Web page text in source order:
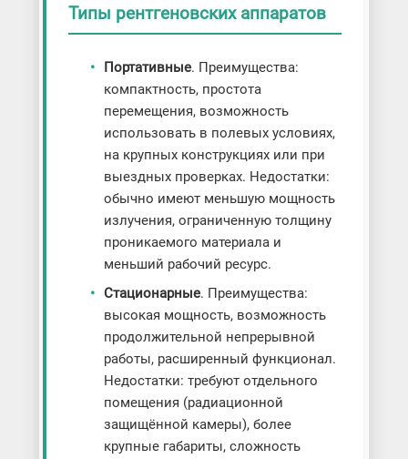
Типы рентгеновских аппаратов
Портативные. Преимущества:
компактность, простота
перемещения, возможность
использовать в полевых условиях,
на крупных конструкциях или при
выездных проверках. Недостатки:
обычно имеют меньшую мощность
излучения, ограниченную толщину
проникаемого материала и
меньший рабочий ресурс.
Стационарные. Преимущества:
высокая мощность, возможность
продолжительной непрерывной
работы, расширенный функционал.
Недостатки: требуют отдельного
помещения (радиационной
защищённой камеры), более
крупные габариты, сложность